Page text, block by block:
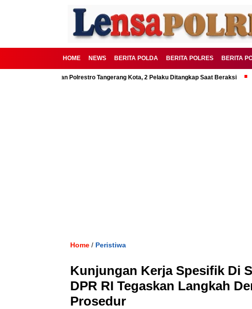
HOME NEWS BERITA POLDA BERITA POLRES BERITA
Digagalkan Polrestro Tangerang Kota, 2 Pelaku Ditangkap Saat Beraksi
Home / Peristiwa
Kunjungan Kerja Spesifik Di
DPR RI Tegaskan Langkah
Prosedur